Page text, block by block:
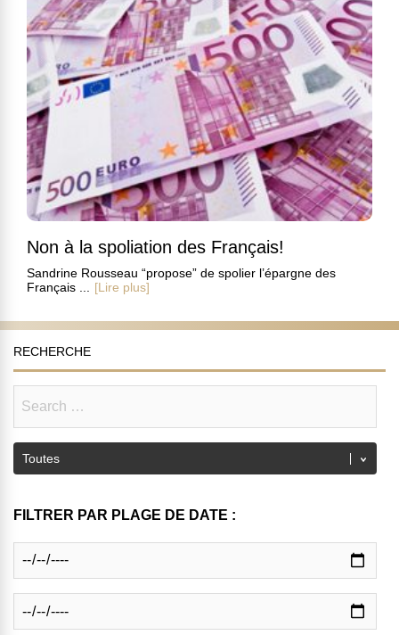
Non à la spoliation des Français!
Sandrine Rousseau “propose” de spolier l’épargne des
Français ...
[Lire plus]
RECHERCHE
FILTRER PAR PLAGE DE DATE :